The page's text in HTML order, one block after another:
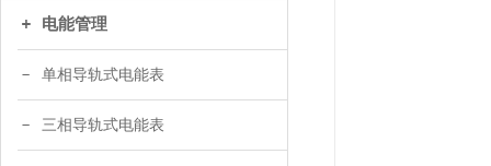
电能管理
单相导轨式电能表
三相导轨式电能表